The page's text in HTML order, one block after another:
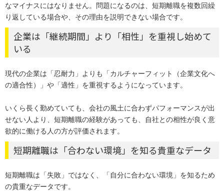
なマイナスにはなりません。問題になるのは、短期離職を複数回繰
り返している場合や、その理由を説明できない場合です。
企業は「継続期間」より「相性」を重視し始めて
いる
現代の企業は「忍耐力」よりも「カルチャーフィット（企業文化へ
の適合性）」や「適性」を重視するようになっています。
いくら長く勤めていても、会社の風土に合わずパフォーマンスが出
せない人より、短期離職の経験があっても、自社との相性が良く意
欲的に働ける人の方が評価されます。
短期離職は「合わない環境」を知る貴重なデータ
短期離職は「失敗」ではなく、「自分に合わない環境」を知るため
の貴重なデータです。